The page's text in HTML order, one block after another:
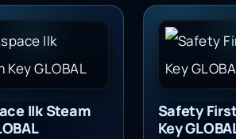
IIk Steam Key GLOBAL
IIk Steam
Safety
Safety
Key